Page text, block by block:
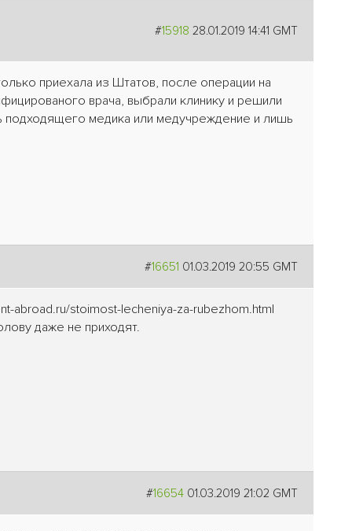
#15918 28.01.2019 14:41 GMT
приехала из Штатов, после операции на
врача, выбрали клинику и решили
медика или медучреждение и лишь
#16651 01.03.2019 20:55 GMT
abroad.ru/stoimost-lecheniya-za-rubezhom.html
даже не приходят.
#16654 01.03.2019 21:02 GMT